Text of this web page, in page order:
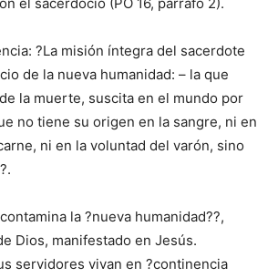
el sacerdocio (PO 16, párrafo 2).
?La misión íntegra del sacerdote
de la nueva humanidad: – la que
la muerte, suscita en el mundo por
no tiene su origen en la sangre, ni en
ni en la voluntad del varón, sino
la ?nueva humanidad??,
Dios, manifestado en Jesús.
servidores vivan en ?continencia